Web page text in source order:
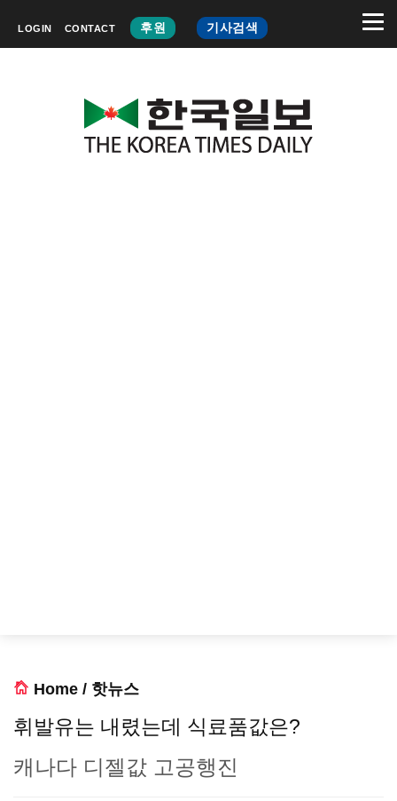
LOGIN CONTACT 후원 기사검색
Home / 핫뉴스
휘발유는 내렸는데 식료품값은?
캐나다 디젤값 고공행진